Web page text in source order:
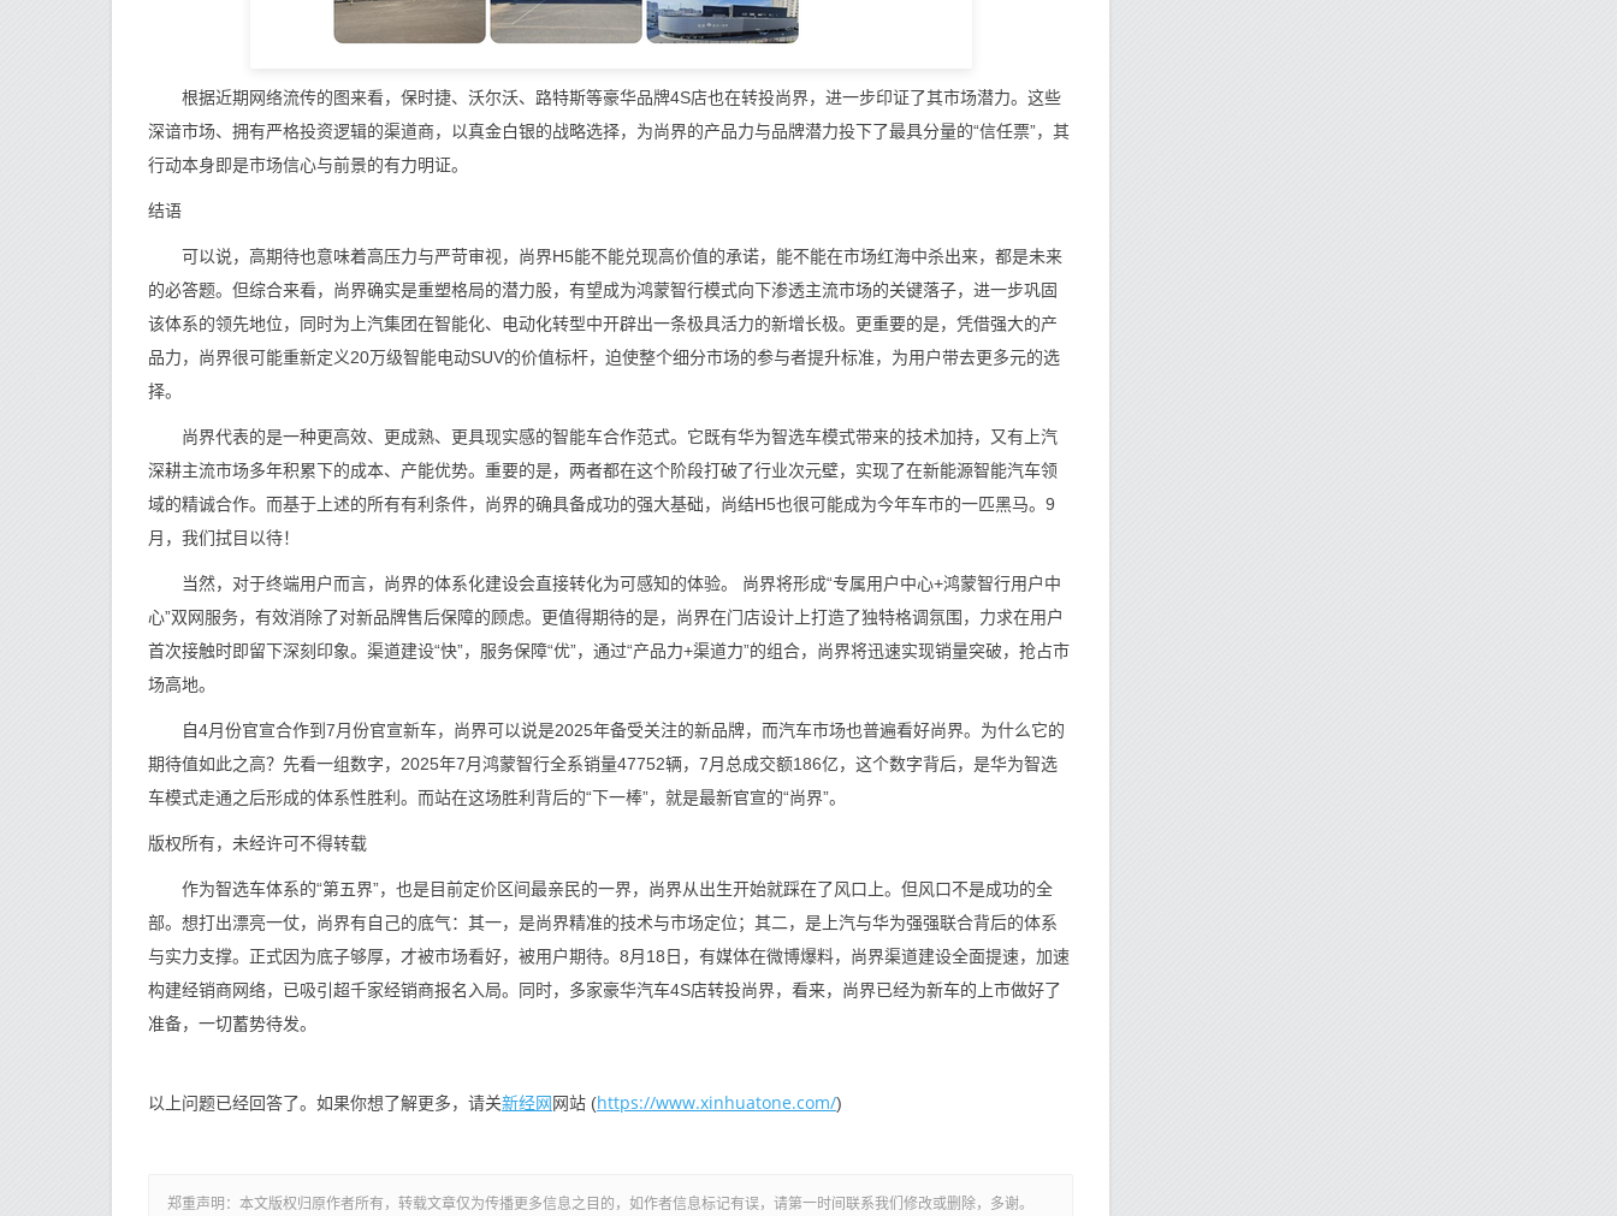
根据近期网络流传的图来看，保时捷、沃尔沃、路特斯等豪华品牌4S店也在转投尚界，进一步印证了其市场潜力。这些
深谙市场、拥有严格投资逻辑的渠道商，以真金白银的战略选择，为尚界的产品力与品牌潜力投下了最具分量的“信任票”，其
行动本身即是市场信心与前景的有力明证。
结语
可以说，高期待也意味着高压力与严苛审视，尚界H5能不能兑现高价值的承诺，能不能在市场红海中杀出来，都是未来
的必答题。但综合来看，尚界确实是重塑格局的潜力股，有望成为鸿蒙智行模式向下渗透主流市场的关键落子，进一步巩固
该体系的领先地位，同时为上汽集团在智能化、电动化转型中开辟出一条极具活力的新增长极。更重要的是，凭借强大的产
品力，尚界很可能重新定义20万级智能电动SUV的价值标杆，迫使整个细分市场的参与者提升标准，为用户带去更多元的选
择。
尚界代表的是一种更高效、更成熟、更具现实感的智能车合作范式。它既有华为智选车模式带来的技术加持，又有上汽
深耕主流市场多年积累下的成本、产能优势。重要的是，两者都在这个阶段打破了行业次元壁，实现了在新能源智能汽车领
域的精诚合作。而基于上述的所有有利条件，尚界的确具备成功的强大基础，尚结H5也很可能成为今年车市的一匹黑马。9
月，我们拭目以待！
当然，对于终端用户而言，尚界的体系化建设会直接转化为可感知的体验。 尚界将形成“专属用户中心+鸿蒙智行用户中
心”双网服务，有效消除了对新品牌售后保障的顾虑。更值得期待的是，尚界在门店设计上打造了独特格调氛围，力求在用户
首次接触时即留下深刻印象。渠道建设“快”，服务保障“优”，通过“产品力+渠道力”的组合，尚界将迅速实现销量突破，抢占市
场高地。
自4月份官宣合作到7月份官宣新车，尚界可以说是2025年备受关注的新品牌，而汽车市场也普遍看好尚界。为什么它的
期待值如此之高？先看一组数字，2025年7月鸿蒙智行全系销量47752辆，7月总成交额186亿，这个数字背后，是华为智选
车模式走通之后形成的体系性胜利。而站在这场胜利背后的“下一棒”，就是最新官宣的“尚界”。
版权所有，未经许可不得转载
作为智选车体系的“第五界”，也是目前定价区间最亲民的一界，尚界从出生开始就踩在了风口上。但风口不是成功的全
部。想打出漂亮一仗，尚界有自己的底气：其一，是尚界精准的技术与市场定位；其二，是上汽与华为强强联合背后的体系
与实力支撑。正式因为底子够厚，才被市场看好，被用户期待。8月18日，有媒体在微博爆料，尚界渠道建设全面提速，加速
构建经销商网络，已吸引超千家经销商报名入局。同时，多家豪华汽车4S店转投尚界，看来，尚界已经为新车的上市做好了
准备，一切蓄势待发。
以上问题已经回答了。如果你想了解更多，请关新经网网站 (https://www.xinhuatone.com/)
郑重声明：本文版权归原作者所有，转载文章仅为传播更多信息之目的，如作者信息标记有误，请第一时间联系我们修改或删除，多谢。